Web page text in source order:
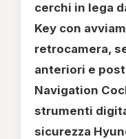
cerchi in lega
Key con
retrocamera,
anteriori e
Navigation
strumenti
sicurezza